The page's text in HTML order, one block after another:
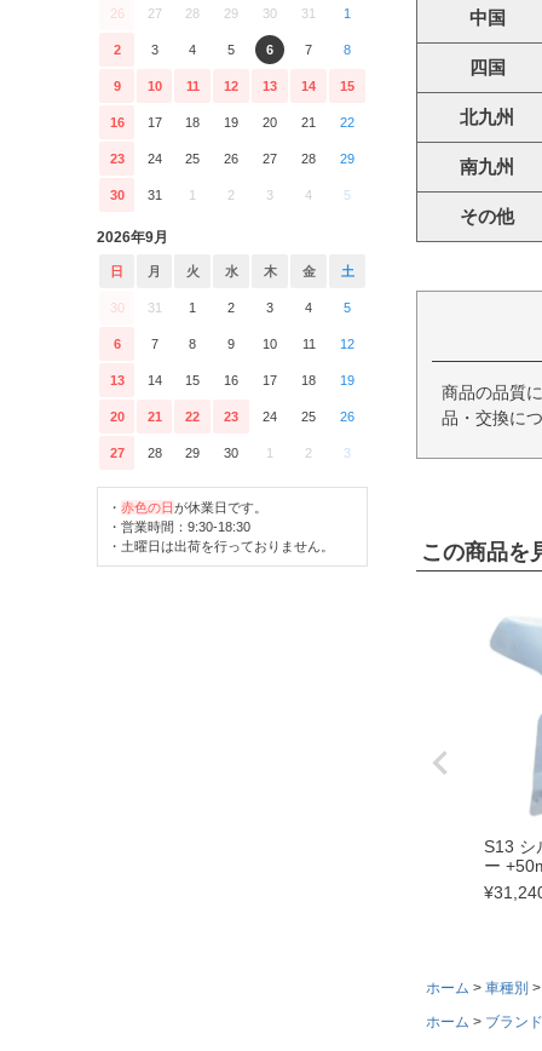
26 27 28 29 30 31 1
2 3 4 5 6 7 8
9 10 11 12 13 14 15
16 17 18 19 20 21 22
23 24 25 26 27 28 29
30 31 1 2 3 4 5
2026年9月
日 月 火 水 木 金 土
30 31 1 2 3 4 5
6 7 8 9 10 11 12
13 14 15 16 17 18 19
20 21 22 23 24 25 26
27 28 29 30 1 2 3
・ 赤色の日が休業日です。
・営業時間：9:30-18:30
・土曜日は出荷を行っておりません。
中国
四国
北九州
南九州
その他
商品の品質
品・交換に
この商品を
S13 シ
ー
¥
ホーム
車種別
ホーム
ブラン